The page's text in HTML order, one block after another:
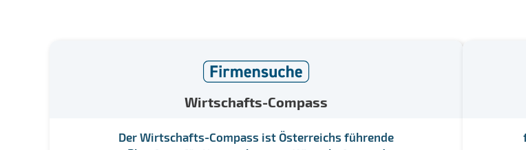
Wirtschafts-Compass
Der Wirtschafts-Compass ist Österreichs führende